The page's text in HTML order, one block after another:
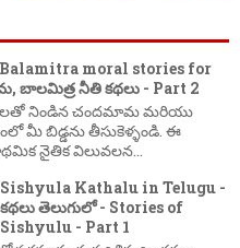
moral stories for
బాలమిత్ర నీతి కథలు - Part 2
నిండిన చందమామ మరియు
మీ బిడ్డను తీసుకెళ్ళండి. ఈ
నైతిక విలువలన...
Kathalu in Telugu -
తెలుగులో - Stories of
- Part 1